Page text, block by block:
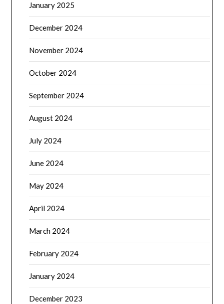
January 2025
December 2024
November 2024
October 2024
September 2024
August 2024
July 2024
June 2024
May 2024
April 2024
March 2024
February 2024
January 2024
December 2023